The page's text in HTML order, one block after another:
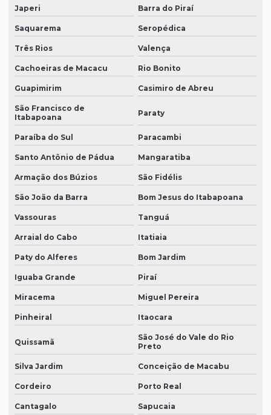
Japeri Barra do Piraí
Saquarema Seropédica
Três Rios Valença
Cachoeiras de Macacu Rio Bonito
Guapimirim Casimiro de Abreu
São Francisco de
Itabapoana
Paraty
Paraíba do Sul Paracambi
Santo Antônio de Pádua Mangaratiba
Armação dos Búzios São Fidélis
São João da Barra Bom Jesus do Itabapoana
Vassouras Tanguá
Arraial do Cabo Itatiaia
Paty do Alferes Bom Jardim
Iguaba Grande Piraí
Miracema Miguel Pereira
Pinheiral Itaocara
Quissamã
São José do Vale do Rio
Preto
Silva Jardim Conceição de Macabu
Cordeiro Porto Real
Cantagalo Sapucaia